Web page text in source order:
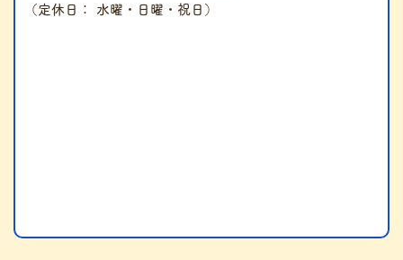
（定休日： 水曜・日曜・祝日）